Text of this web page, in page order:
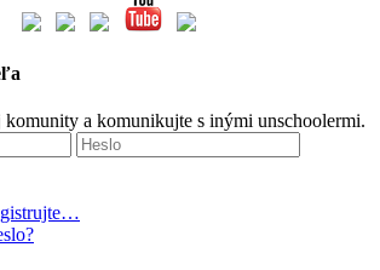
komunity a komunikujte s inými unschoolermi.